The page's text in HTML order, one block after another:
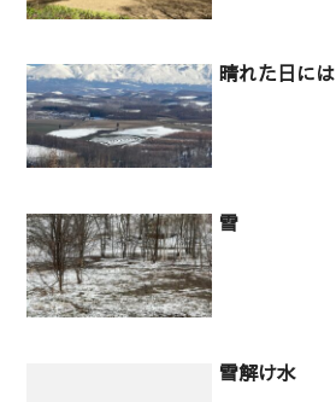
晴れた日には
雪
雪解け水